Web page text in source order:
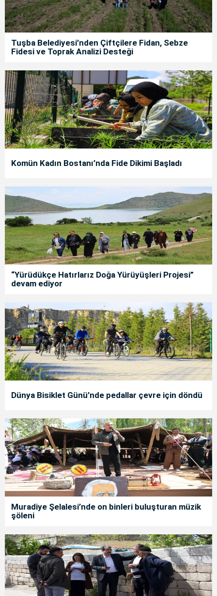
Tuşba Belediyesi’nden Çiftçilere Fidan, Sebze
Fidesi ve Toprak Analizi Desteği
Komün Kadın Bostanı’nda Fide Dikimi Başladı
“Yürüdükçe Hatırlarız Doğa Yürüyüşleri Projesi”
devam ediyor
Dünya Bisiklet Günü’nde pedallar çevre için döndü
Muradiye Şelalesi’nde on binleri buluşturan müzik
şöleni